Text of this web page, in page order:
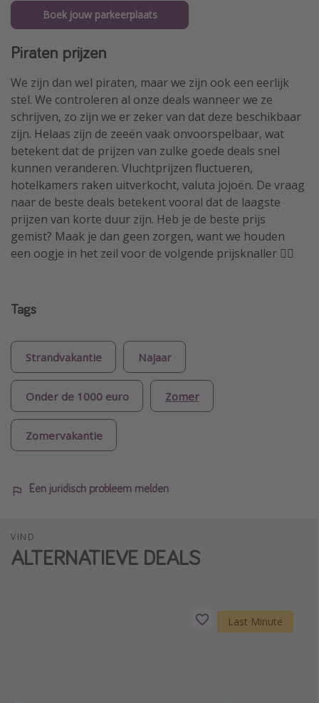
Boek jouw parkeerplaats
Piraten prijzen
We zijn dan wel piraten, maar we zijn ook een eerlijk
stel. We controleren al onze deals wanneer we ze
schrijven, zo zijn we er zeker van dat deze beschikbaar
zijn. Helaas zijn de zeeën vaak onvoorspelbaar, wat
betekent dat de prijzen van zulke goede deals snel
kunnen veranderen. Vluchtprijzen fluctueren,
hotelkamers raken uitverkocht, valuta jojoën. De vraag
naar de beste deals betekent vooral dat de laagste
prijzen van korte duur zijn. Heb je de beste prijs
gemist? Maak je dan geen zorgen, want we houden
een oogje in het zeil voor de volgende prijsknaller 🏴‍☠️
Tags
Strandvakantie Najaar
Onder de 1000 euro Zomer
Zomervakantie
Een juridisch probleem melden
VIND
ALTERNATIEVE DEALS
Last Minute